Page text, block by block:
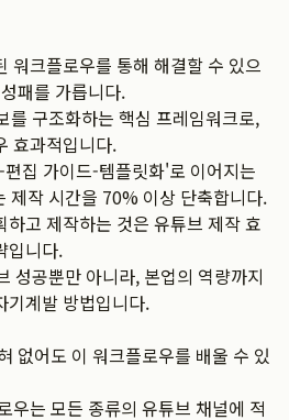
워크플로우를 통해 해결할 수 있으
패를 가릅니다.
를 구조화하는 핵심 프레임워크로,
효과적입니다.
집 가이드-템플릿화'로 이어지는
제작 시간을 70% 이상 단축합니다.
고 제작하는 것은 유튜브 제작 효
입니다.
성공뿐만 아니라, 본업의 역량까지
기계발 방법입니다.
없어도 이 워크플로우를 배울 수 있
우는 모든 종류의 유튜브 채널에 적